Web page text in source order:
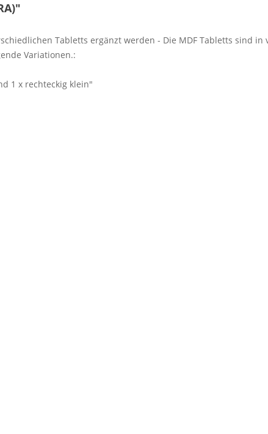
Tabletts ergänzt werden - Die MDF Tabletts sind in
Variationen.:
1 x rechteckig klein"